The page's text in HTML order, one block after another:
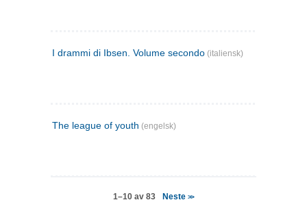
I drammi di Ibsen. Volume secondo (italiensk)
The league of youth (engelsk)
1–10 av 83 Neste>>